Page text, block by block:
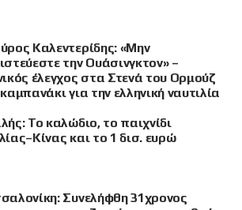
Καλεντερίδης: «Μην
την Ουάσινγκτον» –
έλεγχος στα Στενά του Ορμούζ
για την ελληνική ναυτιλία
Το καλώδιο, το παιχνίδι
και το 1 δισ. ευρώ
Συνελήφθη 31χρονος